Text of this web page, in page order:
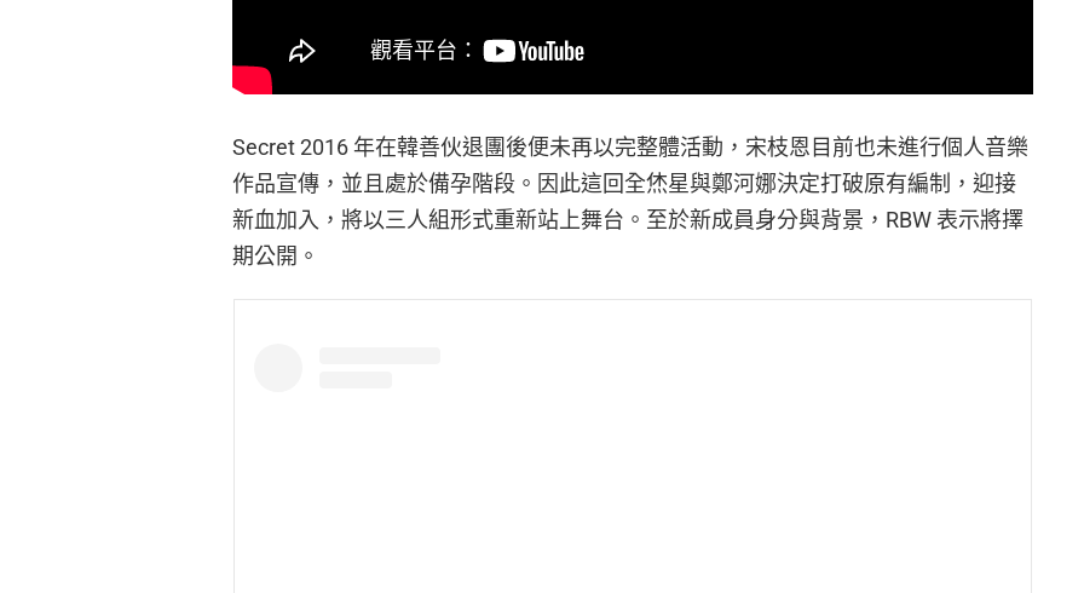
Secret 2016 年在韓善伙退團後便未再以完整體活動，宋枝恩目前也未進行個人音樂
作品宣傳，並且處於備孕階段。因此這回全烋星與鄭河娜決定打破原有編制，迎接
新血加入，將以三人組形式重新站上舞台。至於新成員身分與背景，RBW 表示將擇
期公開。